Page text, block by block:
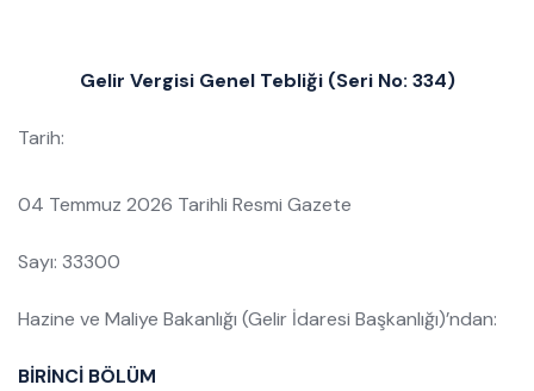
Gelir Vergisi Genel Tebliği (Seri No: 334)
Tarih:
04 Temmuz 2026 Tarihli Resmi Gazete
Sayı: 33300
Hazine ve Maliye Bakanlığı (Gelir İdaresi Başkanlığı)’ndan:
BİRİNCİ BÖLÜM